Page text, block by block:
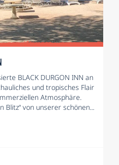
BLACK DURGON INN an
und tropisches Flair
Atmosphäre.
Blitz“ von unserer schönen...
BLACK DURGON INN